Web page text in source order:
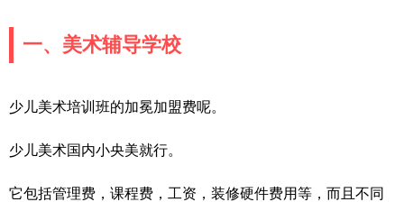
一、美术辅导学校
少儿美术培训班的加冕加盟费呢。
少儿美术国内小央美就行。
它包括管理费，课程费，工资，装修硬件费用等，而且不同